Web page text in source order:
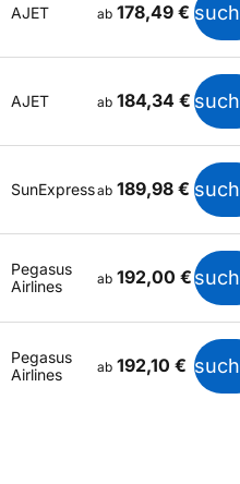
AJET ab 178,49 €
AJET ab 184,34 €
SunExpressab 189,98 €
Pegasus
Airlines
ab 192,00 €
Pegasus
Airlines
ab 192,10 €